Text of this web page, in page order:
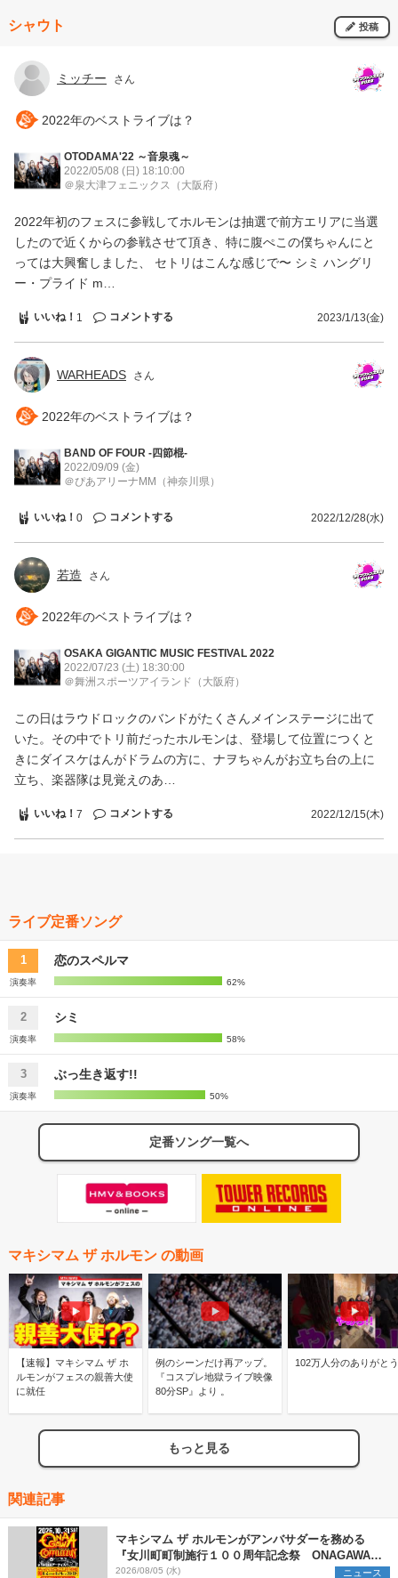
アイドルのライブのノリで来ている感が否めなかったです。 ロック
バンドのアーティストっていくらイケメンであってもアイドル扱いさ
ドル扱いされてる感じだったら、出演オファーを出さないロックフェ
スもある為）
シャウト 投稿
ミッチー さん
2022年のベストライブは？
OTODAMA'22 ～音泉魂～
2022/05/08 (日) 18:10:00
＠泉大津フェニックス
（大阪府）
2022年初のフェスに参戦してホルモンは抽選で前方エリアに当選
したので近くからの参戦させて頂き、特に腹ぺこの僕ちゃんにと
っては大興奮しました、 セトリはこんな感じで〜 シミ ハングリ
ー・プライド m…
いいね！ 1 コメントする 2023/1/13(金)
WARHEADS さん
2022年のベストライブは？
BAND OF FOUR -四節棍-
2022/09/09 (金)
＠ぴあアリーナMM （神奈川県）
いいね！ 0 コメントする 2022/12/28(水)
若造 さん
2022年のベストライブは？
OSAKA GIGANTIC MUSIC FESTIVAL 2022
2022/07/23 (土) 18:30:00
＠舞洲スポーツアイランド （大阪府）
この日はラウドロックのバンドがたくさんメインステージに出て
いた。その中でトリ前だったホルモンは、登場して位置につくと
きにダイスケはんがドラムの方に、ナヲちゃんがお立ち台の上に
立ち、楽器隊は見覚えのあ…
いいね！ 7 コメントする 2022/12/15(木)
ライブ定番ソング
1 恋のスペルマ
演奏率 62%
2 シミ
演奏率 58%
3 ぶっ生き返す!!
演奏率 50%
定番ソング一覧へ
マキシマム ザ ホルモン の動画
【速報】マキシマム ザ ホ
ルモンがフェスの親善大使
に就任
例のシーンだけ再アップ。
『コスプレ地獄ライブ映像
80分SP』より 。
102万人分のありがとう
もっと見る
関連記事
マキシマム ザ ホルモンがアンバサダーを務める
『女川町町制施行１００周年記念祭 ONAGAWA
COTTELEEZUN』第1弾アーティストを発表
2026/08/05 (水) ニュース